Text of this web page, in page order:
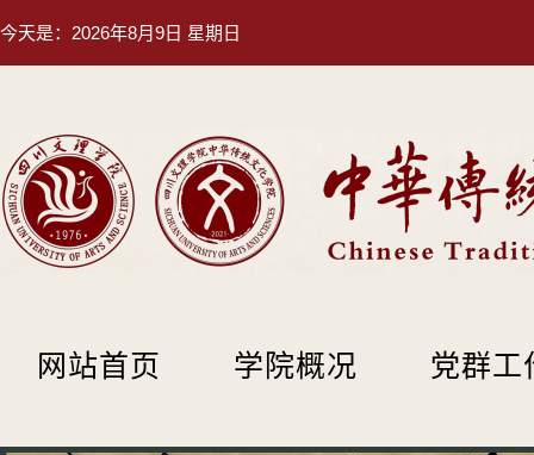
今天是： 2026年8月9日 星期日
网站首页 学院概况 党群工